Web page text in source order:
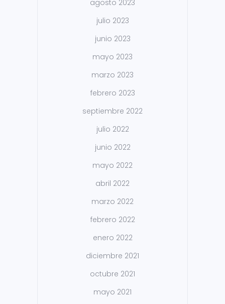
agosto 2023
julio 2023
junio 2023
mayo 2023
marzo 2023
febrero 2023
septiembre 2022
julio 2022
junio 2022
mayo 2022
abril 2022
marzo 2022
febrero 2022
enero 2022
diciembre 2021
octubre 2021
mayo 2021